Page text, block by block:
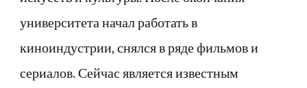
университета начал работать в
киноиндустрии, снялся в ряде фильмов и
сериалов. Сейчас является известным